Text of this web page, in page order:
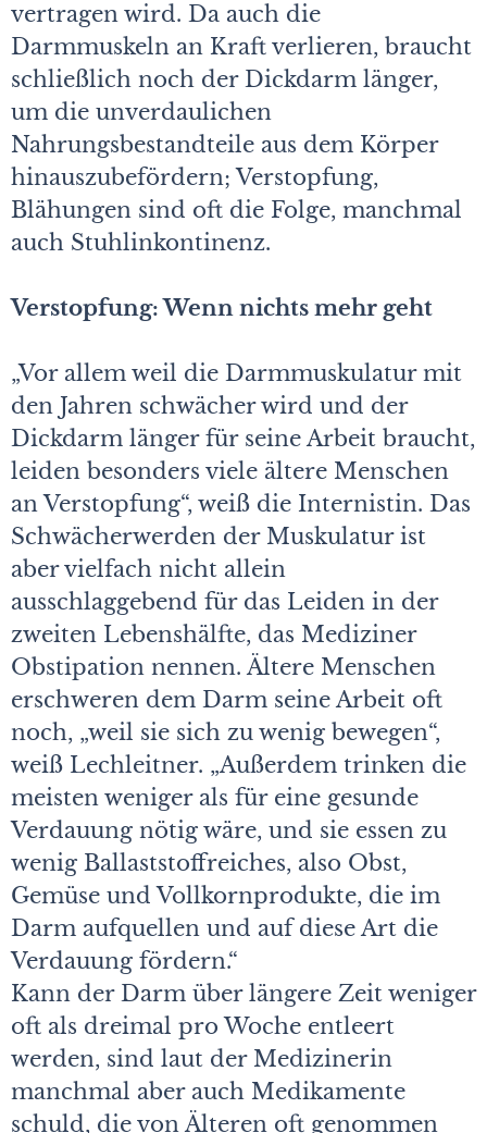
vertragen wird. Da auch die
Darmmuskeln an Kraft verlieren, braucht
schließlich noch der Dickdarm länger,
um die unverdaulichen
Nahrungsbestandteile aus dem Körper
hinauszubefördern; Verstopfung,
Blähungen sind oft die Folge, manchmal
auch Stuhlinkontinenz.
Verstopfung: Wenn nichts mehr geht
„Vor allem weil die Darmmuskulatur mit
den Jahren schwächer wird und der
Dickdarm länger für seine Arbeit braucht,
leiden besonders viele ältere Menschen
an Verstopfung“, weiß die Internistin. Das
Schwächerwerden der Muskulatur ist
aber vielfach nicht allein
ausschlaggebend für das Leiden in der
zweiten Lebenshälfte, das Mediziner
Obstipation nennen. Ältere Menschen
erschweren dem Darm seine Arbeit oft
noch, „weil sie sich zu wenig bewegen“,
weiß Lechleitner. „Außerdem trinken die
meisten weniger als für eine gesunde
Verdauung nötig wäre, und sie essen zu
wenig Ballaststoffreiches, also Obst,
Gemüse und Vollkornprodukte, die im
Darm aufquellen und auf diese Art die
Verdauung fördern.“
Kann der Darm über längere Zeit weniger
oft als dreimal pro Woche entleert
werden, sind laut der Medizinerin
manchmal aber auch Medikamente
schuld, die von Älteren oft genommen